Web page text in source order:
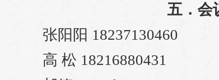
五．会
张阳阳 18237130460
高 松 18216880431